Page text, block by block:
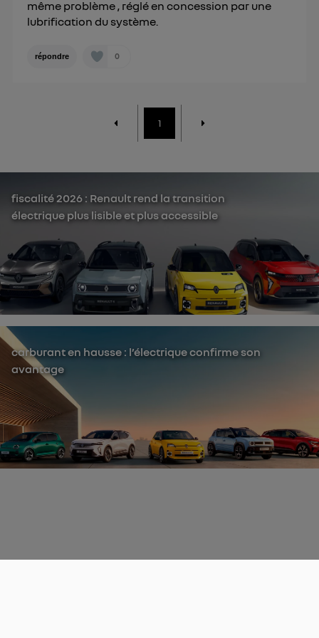
même problème , réglé en concession par une
lubrification du système.
répondre 0
1
fiscalité 2026 : Renault rend la transition
électrique plus lisible et plus accessible
carburant en hausse : l’électrique confirme son
avantage